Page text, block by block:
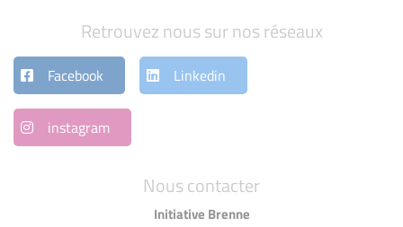
Nous contacter
Initiative Brenne
Retrouvez nous sur nos réseaux
Facebook Linkedin
instagram